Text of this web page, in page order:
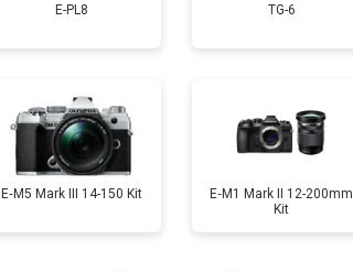
от 90 мин
E-PL8 TG-6
E‑M5 Mark III 14-150 Kit
E‑M1 Mark II 12-200mm
Kit